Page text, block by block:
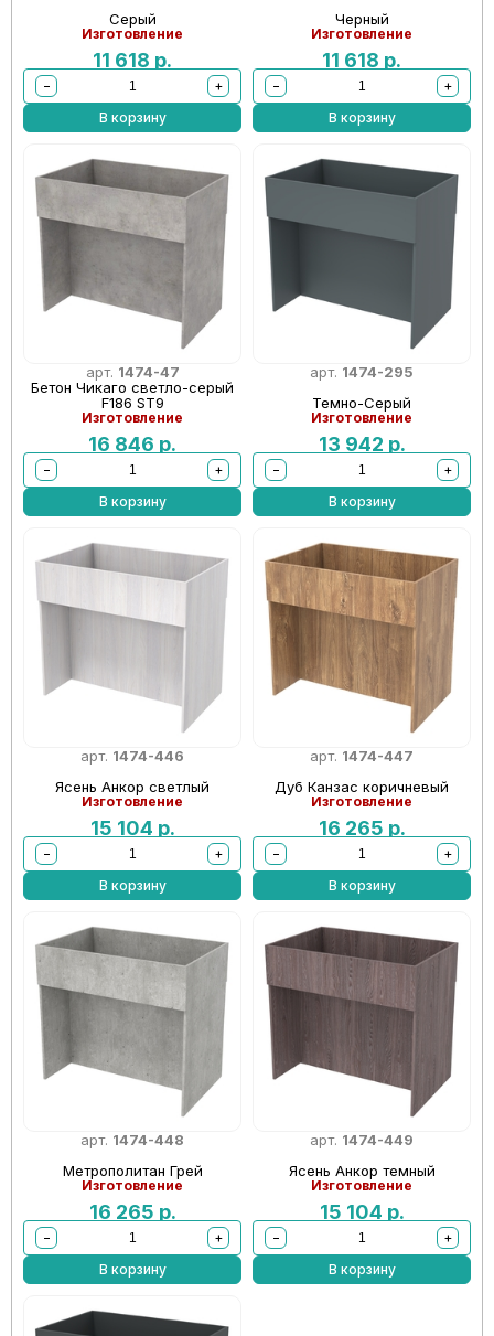
Серый
Изготовление
11 618 р.
−
+
В корзину
Черный
Изготовление
11 618 р.
−
+
В корзину
арт. 1474-47
Бетон Чикаго светло-серый
F186 ST9
Изготовление
16 846 р.
−
+
В корзину
арт. 1474-295
Темно-Серый
Изготовление
13 942 р.
−
+
В корзину
арт. 1474-446
Ясень Анкор светлый
Изготовление
15 104 р.
−
+
В корзину
арт. 1474-447
Дуб Канзас коричневый
Изготовление
16 265 р.
−
+
В корзину
арт. 1474-448
Метрополитан Грей
Изготовление
16 265 р.
−
+
В корзину
арт. 1474-449
Ясень Анкор темный
Изготовление
15 104 р.
−
+
В корзину